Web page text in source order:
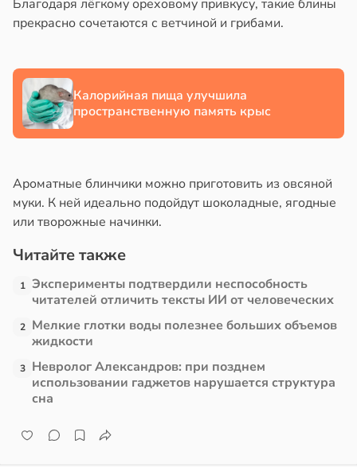
20:58
в13:38
Благодаря лёгкому ореховому привкусу, такие блины
прекрасно сочетаются с ветчиной и грибами.
Калорийная пища улучшила
пространственную память крыс
Ароматные блинчики можно приготовить из овсяной
муки. К ней идеально подойдут шоколадные, ягодные
или творожные начинки.
Читайте также
1 Эксперименты подтвердили неспособность
читателей отличить тексты ИИ от человеческих
2 Мелкие глотки воды полезнее больших объемов
жидкости
3 Невролог Александров: при позднем
использовании гаджетов нарушается структура
сна